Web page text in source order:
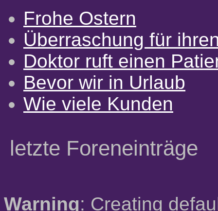
Frohe Ostern
Überraschung für
Doktor ruft einen
Bevor wir in Urlaub
Wie viele Kunden
letzte Foreneinträge
Warning: Creating